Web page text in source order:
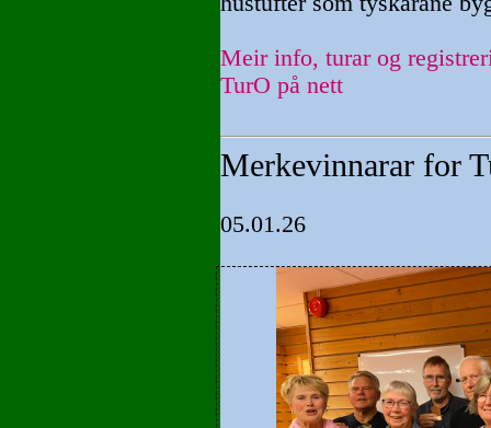
Meir info, turar og
TurO på nett
Merkevinnarar for
05.01.26